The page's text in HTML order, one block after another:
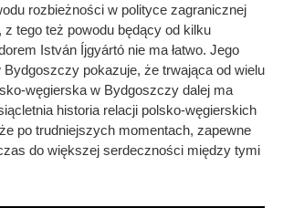
rozbieżności w polityce zagranicznej
z tego też powodu będący od kilku
István Íjgyártó nie ma łatwo. Jego
Bydgoszczy pokazuje, że trwająca od wielu
węgierska w Bydgoszczy dalej ma
historia relacji polsko-węgierskich
po trudniejszych momentach, zapewne
do większej serdeczności między tymi